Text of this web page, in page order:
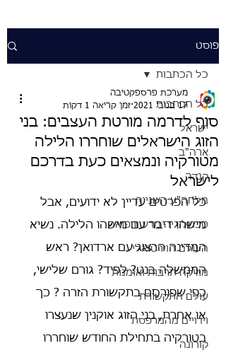
פוסט
כל הכתבות
ישראל
ארה"ב
קנדה
מלחה"ע השנייה
טכנולוגיה מדע ורפואה
העולם הוירטואלי
מוזיקה תרבות ואומנות
עולם התקשורת
וידויים מהמרפסת
קורונה
כל הכתבות
סוף לדרמה מורטת העצבים: בני
הזוג הישראלים שוחררו הלילה
מטורקיה ונמצאים כעת בדרכם
לישראל
מערכת פרספקטיבה
17 בנוב׳ 2021
זמן קריאה 1 דקות
כל הפרטים עדיין לא ידועים, אבל
מישהו דיבר עם מישהו הלילה. נשיא
המדינה הרצוג עם ארדואן? ראש
הממשלה בנט? לפיד? גורם שלישי,
כפי שפורסם בתקשורת הזרה ? כך
או אחרת, בני הזוג אוקנין שנעצרו
בטורקיה בתחילת החודש שוחררו